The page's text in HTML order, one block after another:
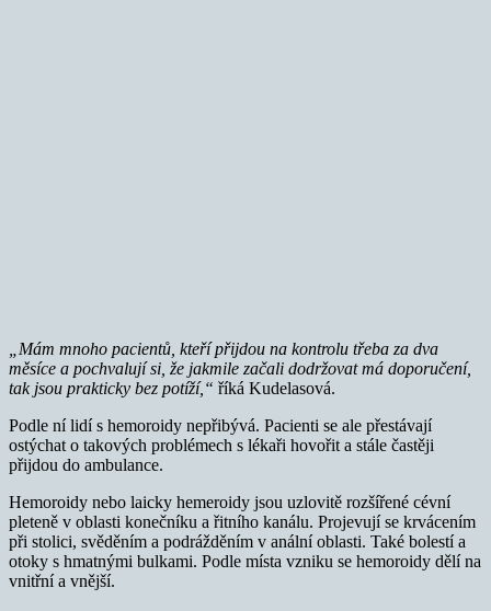
„Mám mnoho pacientů, kteří přijdou na kontrolu třeba za dva
měsíce a pochvalují si, že jakmile začali dodržovat má doporučení,
tak jsou prakticky bez potíží,“ říká Kudelasová.
Podle ní lidí s hemoroidy nepřibývá. Pacienti se ale přestávají
ostýchat o takových problémech s lékaři hovořit a stále častěji
přijdou do ambulance.
Hemoroidy nebo laicky hemeroidy jsou uzlovitě rozšířené cévní
pleteně v oblasti konečníku a řitního kanálu. Projevují se krvácením
při stolici, svěděním a podrážděním v anální oblasti. Také bolestí a
otoky s hmatnými bulkami. Podle místa vzniku se hemoroidy dělí na
vnitřní a vnější.